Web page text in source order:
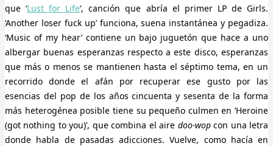
que ‘Lust for Life‘, canción que abría el primer LP de Girls.
‘Another loser fuck up’ funciona, suena instantánea y pegadiza.
‘Music of my hear’ contiene un bajo juguetón que hace a uno
albergar buenas esperanzas respecto a este disco, esperanzas
que más o menos se mantienen hasta el séptimo tema, en un
recorrido donde el afán por recuperar ese gusto por las
esencias del pop de los años cincuenta y sesenta de la forma
más heterogénea posible tiene su pequeño culmen en ‘Heroine
(got nothing to you)’, que combina el aire doo-wopcon una letra
donde habla de pasadas adicciones. Vuelve, como hacía en